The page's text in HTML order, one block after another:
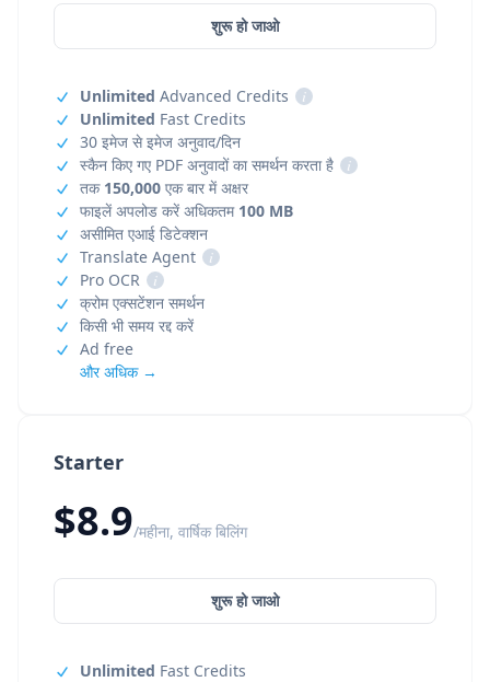
Starter
$8.9/महीना, वार्षिक बिलिंग
शुरू हो जाओ
Unlimited Fast Credits
शुरू हो जाओ
Unlimited Advanced Credits
i
Unlimited Fast Credits
30 इमेज से इमेज अनुवाद/दिन
स्कैन किए गए PDF अनुवादों का समर्थन करता है
i
तक 150,000 एक बार में अक्षर
फाइलें अपलोड करें अधिकतम 100 MB
असीमित एआई डिटेक्शन
Translate Agent
i
Pro OCR
i
क्रोम एक्सटेंशन समर्थन
किसी भी समय रद्द करें
Ad free
और अधिक →